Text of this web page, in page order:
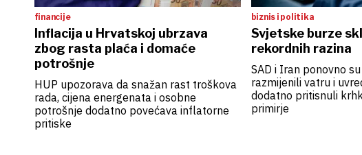
financije
Inflacija u Hrvatskoj ubrzava
zbog rasta plaća i domaće
potrošnje
HUP upozorava da snažan rast troškova
rada, cijena energenata i osobne
potrošnje dodatno povećava inflatorne
pritiske
biznis i politika
Svjetske burze
rekordnih razina
SAD i Iran ponovno
razmijenili vatru i
dodatno pritisnuli
primirje